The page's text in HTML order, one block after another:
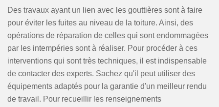
Des travaux ayant un lien avec les gouttières sont à faire
pour éviter les fuites au niveau de la toiture. Ainsi, des
opérations de réparation de celles qui sont endommagées
par les intempéries sont à réaliser. Pour procéder à ces
interventions qui sont très techniques, il est indispensable
de contacter des experts. Sachez qu'il peut utiliser des
équipements adaptés pour la garantie d'un meilleur rendu
de travail. Pour recueillir les renseignements